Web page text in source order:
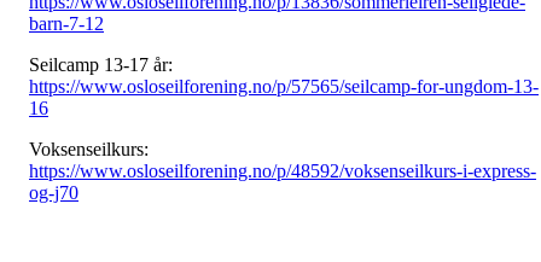
barn-7-12
Seilcamp 13-17 år:
https://www.osloseilforening.no/p/57565/seilcamp-for-ungdom-13-
16
Voksenseilkurs:
https://www.osloseilforening.no/p/48592/voksenseilkurs-i-express-
og-j70